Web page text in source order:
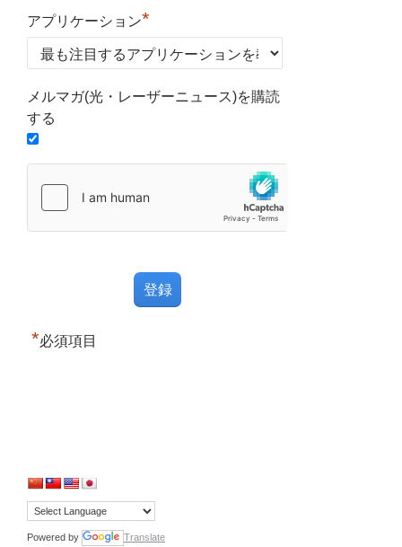
アプリケーション*
メルマガ(光・レーザーニュース)を購読
する
*必須項目
Powered by Translate